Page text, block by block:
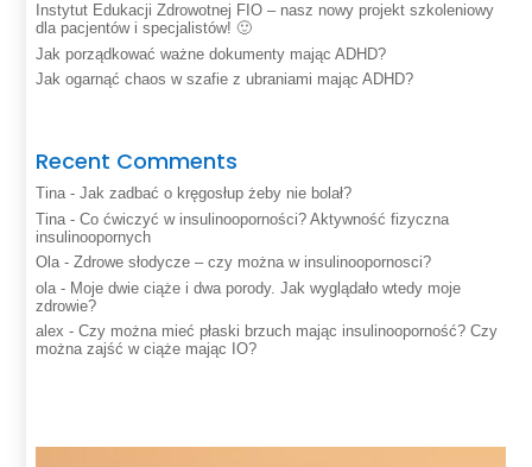
Instytut Edukacji Zdrowotnej FIO – nasz nowy projekt szkoleniowy
dla pacjentów i specjalistów! 🙂
Jak porządkować ważne dokumenty mając ADHD?
Jak ogarnąć chaos w szafie z ubraniami mając ADHD?
Recent Comments
Tina-Jak zadbać o kręgosłup żeby nie bolał?
Tina -Co ćwiczyć w insulinooporności? Aktywność fizyczna
insulinoopornych
Ola-Zdrowe słodycze – czy można w insulinoopornosci?
ola - Moje dwie ciąże i dwa porody. Jak wyglądało wtedy moje
zdrowie?
alex -Czy można mieć płaski brzuch mając insulinooporność? Czy
można zajść w ciąże mając IO?